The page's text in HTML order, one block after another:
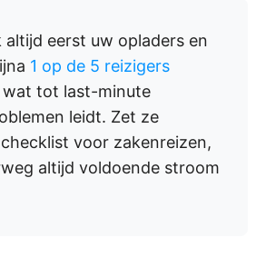
altijd eerst uw opladers en
1 op de 5 reizigers
wat tot last-minute
leidt. Zet ze
voor zakenreizen,
altijd voldoende stroom